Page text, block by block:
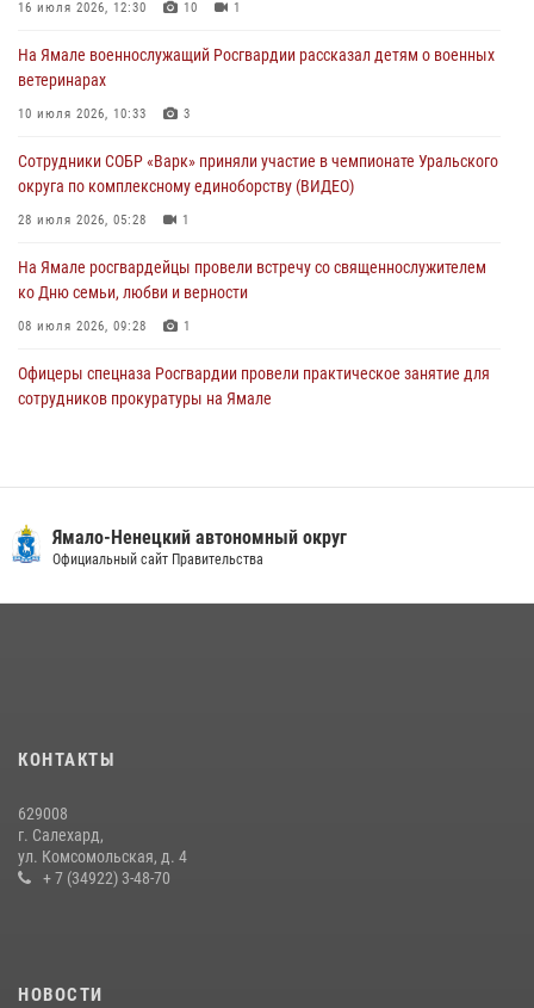
праздником
Сотрудники СОБР «Варк» повышают боевое мастерство на Ямале
30 июля 2026, 09:34 1
Офицеры спецназа Росгвардии провели практическое занятие для
сотрудников прокуратуры на Ямале
29 июля 2026, 10:42 4
16 июля 2026, 12:30 10 1
На Ямале военнослужащий Росгвардии рассказал детям о военных
ветеринарах
10 июля 2026, 10:33 3
Сотрудники СОБР «Варк» приняли участие в чемпионате Уральского
округа по комплексному единоборству (ВИДЕО)
28 июля 2026, 05:28 1
На Ямале росгвардейцы провели встречу со священнослужителем
ко Дню семьи, любви и верности
08 июля 2026, 09:28 1
Офицеры спецназа Росгвардии провели практическое занятие для
сотрудников прокуратуры на Ямале
«Каникулы с Росгвардией» продолжаются на Ямале
На Ямале подведены итоги работы вневедомственной охраны
14 июля 2026, 06:53
Ямало-Ненецкий автономный округ
Официальный сайт Правительства
КОНТАКТЫ
629008
г. Салехард,
ул. Комсомольская, д. 4
+ 7 (34922) 3-48-70
НОВОСТИ